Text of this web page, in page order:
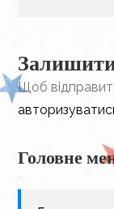
Залишити
Щоб
Головне